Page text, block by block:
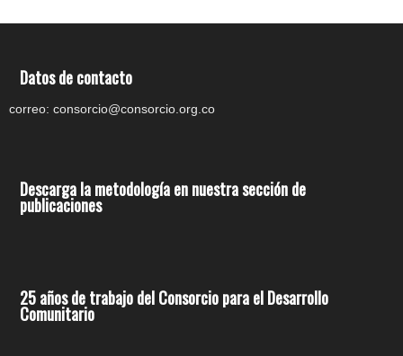
Datos de contacto
correo: consorcio@consorcio.org.co
Descarga la metodología en nuestra sección de
publicaciones
25 años de trabajo del Consorcio para el Desarrollo
Comunitario